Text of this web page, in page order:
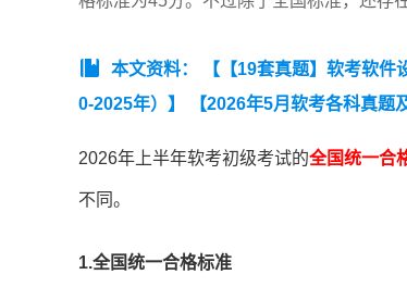
本文资料： 【【19套真题】软考软件
0-2025年）】
【2026年5月软考各科真题
2026年上半年软考初级考试的全国统一合
不同。
1.全国统一合格标准